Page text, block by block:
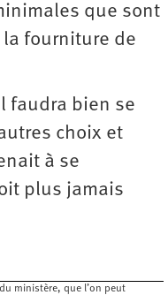
que sont
la fourniture de
faudra bien se
choix et
à se
plus jamais
ministère, que l’on peut